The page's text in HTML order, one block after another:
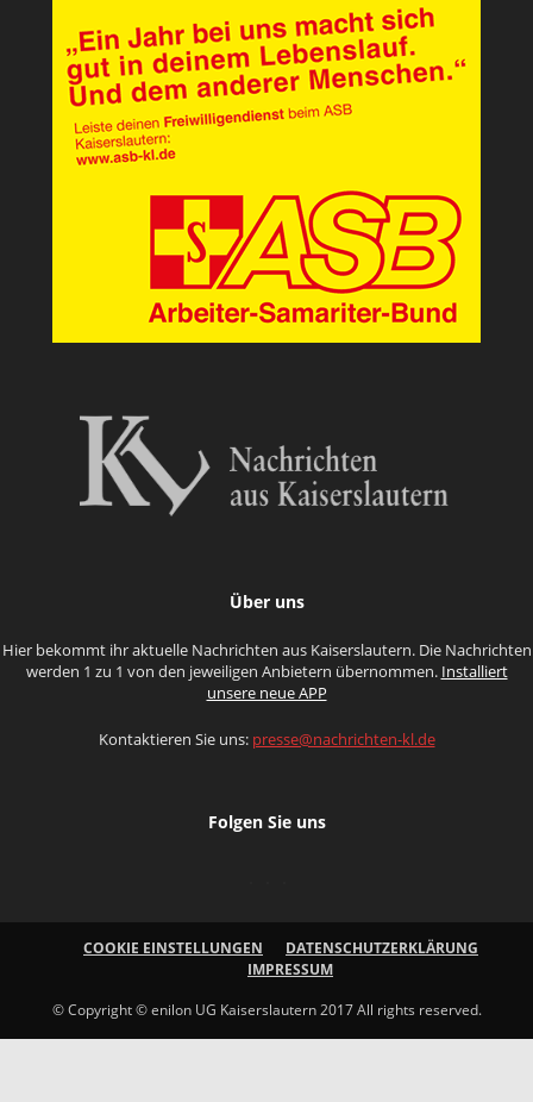
Über uns
Hier bekommt ihr aktuelle Nachrichten aus Kaiserslautern. Die Nachrichten
werden 1 zu 1 von den jeweiligen Anbietern übernommen. Installiert
unsere neue APP
Kontaktieren Sie uns: presse@nachrichten-kl.de
Folgen Sie uns
COOKIE EINSTELLUNGEN
DATENSCHUTZERKLÄRUNG
IMPRESSUM
© Copyright © enilon UG Kaiserslautern 2017 All rights reserved.